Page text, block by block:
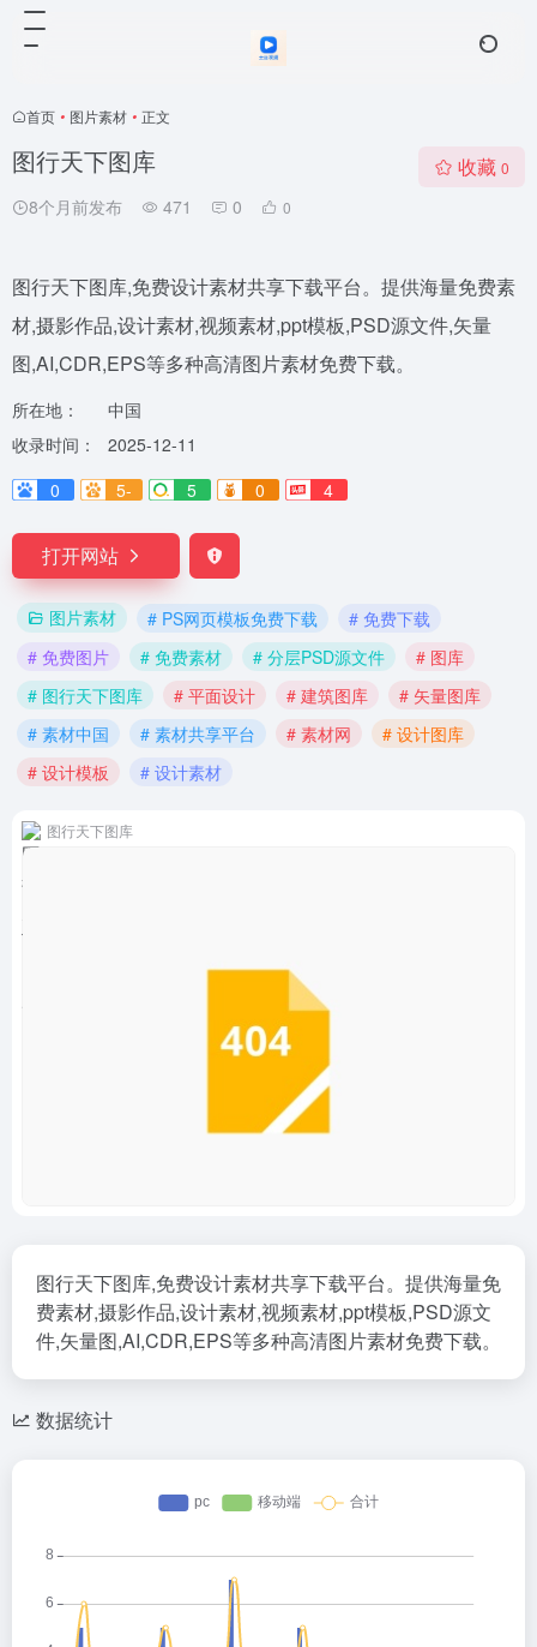
首页 • 图片素材 • 正文
图行天下图库
8个月前发布 471 0 0
收藏 0
图行天下图库,免费设计素材共享下载平台。提供海量免费素
材,摄影作品,设计素材,视频素材,ppt模板,PSD源文件,矢量
图,AI,CDR,EPS等多种高清图片素材免费下载。
所在地：
中国
收录时间：
2025-12-11
0
5- 5 0 4
打开网站
图片素材 # PS网页模板免费下载
# 免费下载
# 免费图片
# 免费素材 # 分层PSD源文件
# 图库
# 图行天下图库
# 平面设计 # 建筑图库
# 矢量图库
# 素材中国
# 素材共享平台 # 素材网
# 设计图库
# 设计模板
# 设计素材
图行天下图库
图行天下图库,免费设计素材共享下载平台。提供海量免
费素材,摄影作品,设计素材,视频素材,ppt模板,PSD源文
件,矢量图,AI,CDR,EPS等多种高清图片素材免费下载。
数据统计